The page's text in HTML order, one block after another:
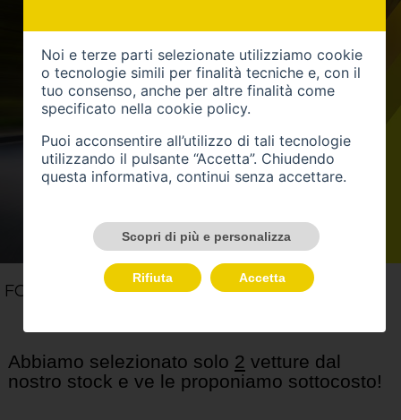
FOTO (1)
Abbiamo selezionato solo 2 vetture dal
nostro stock e ve le proponiamo sottocosto!
Noi e terze parti selezionate utilizziamo cookie
o tecnologie simili per finalità tecniche e, con il
tuo consenso, anche per altre finalità come
specificato nella cookie policy.
Puoi acconsentire all’utilizzo di tali tecnologie
utilizzando il pulsante “Accetta”. Chiudendo
questa informativa, continui senza accettare.
Scopri di più e personalizza
Rifiuta Accetta